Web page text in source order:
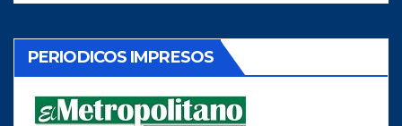
PERIODICOS IMPRESOS